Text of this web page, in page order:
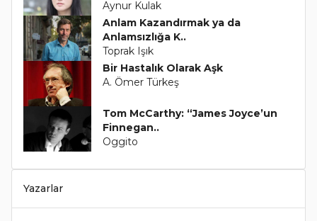
Aynur Kulak
Anlam Kazandırmak ya da
Anlamsızlığa K..
Toprak Işık
Bir Hastalık Olarak Aşk
A. Ömer Türkeş
Tom McCarthy: “James Joyce’un
Finnegan..
Oggito
Yazarlar